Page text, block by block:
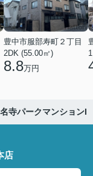
豊中市服部寿町２丁目
2DK (55.00㎡)
8.8万円
寺パークマンションI
店